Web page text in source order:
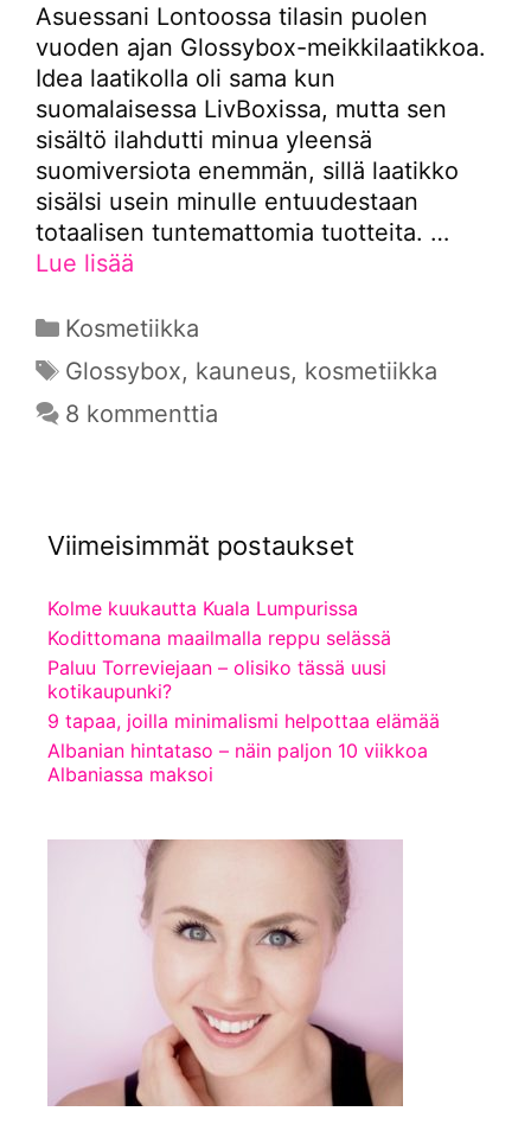
Asuessani Lontoossa tilasin puolen
vuoden ajan Glossybox-meikkilaatikkoa.
Idea laatikolla oli sama kun
suomalaisessa LivBoxissa, mutta sen
sisältö ilahdutti minua yleensä
suomiversiota enemmän, sillä laatikko
sisälsi usein minulle entuudestaan
totaalisen tuntemattomia tuotteita. …
Lue lisää
Kategoriat
Kosmetiikka
Avainsanat
Glossybox, kauneus, kosmetiikka
8 kommenttia
Viimeisimmät postaukset
Kolme kuukautta Kuala Lumpurissa
Kodittomana maailmalla reppu selässä
Paluu Torreviejaan – olisiko tässä uusi
kotikaupunki?
9 tapaa, joilla minimalismi helpottaa elämää
Albanian hintataso – näin paljon 10 viikkoa
Albaniassa maksoi